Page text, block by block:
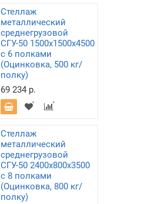
Стеллаж
металлический
среднегрузовой
СГУ-50 1500х1500х4500
с 6 полками
(Оцинковка, 500 кг/
полку)
69 234 р.
Стеллаж
металлический
среднегрузовой
СГУ-50 2400х800х3500
с 8 полками
(Оцинковка, 800 кг/
полку)